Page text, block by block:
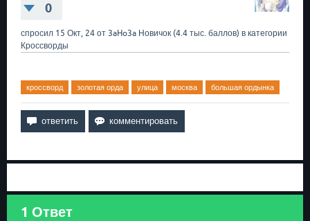
0
спросил 15 Окт, 24 от 3aHo3a Новичок (4.4 тыс. баллов) в категории
Кроссворды
кроссворд золотая орда улица москва большая ордынка
1 Ответ